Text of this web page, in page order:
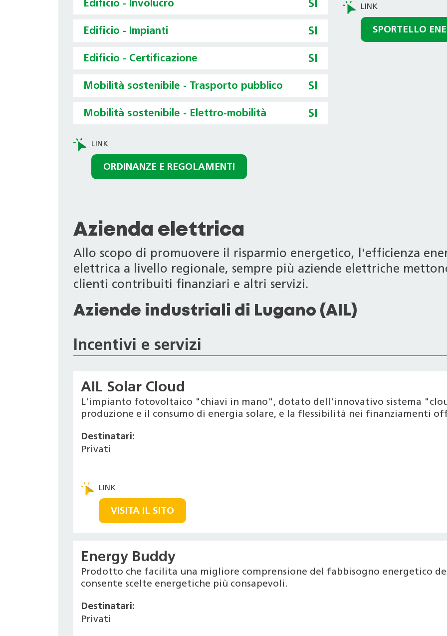
Edificio - Involucro SI
Edificio - Impianti SI
Edificio - Certificazione SI
Mobilità sostenibile - Trasporto pubblico SI
Mobilità sostenibile - Elettro-mobilità SI
ORDINANZE E REGOLAMENTI
SPORTELLO
Azienda elettrica
Allo scopo di promuovere il risparmio energetico, l'efficienza
elettrica a livello regionale, sempre più aziende elettriche
clienti contribuiti finanziari e altri servizi.
Aziende industriali di Lugano (AIL)
Incentivi e servizi
AIL Solar Cloud
L'impianto fotovoltaico "chiavi in mano", dotato dell'innovativo sistema
produzione e il consumo di energia solare, e la flessibilità nei finanziamenti
Destinatari:
Privati
VISITA IL SITO
Energy Buddy
Prodotto che facilita una migliore comprensione del fabbisogno energetico
consente scelte energetiche più consapevoli.
Destinatari:
Privati